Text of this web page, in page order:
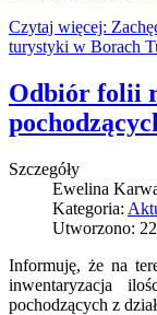
Czytaj więcej:
turystyki w Borach
Odbiór folii
Szczegóły
Ewelina
Kategoria:
Utworzono:
Informuję, że na
inwentaryzacja
pochodzących z